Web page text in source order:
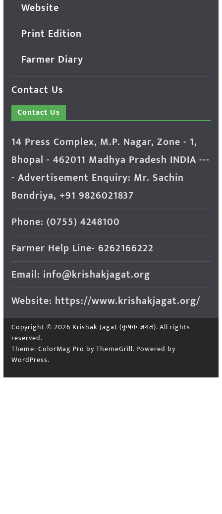
Website
Print Edition
Farmer Diary
Contact Us
Contact Us
14 Press Complex, M.P. Nagar, Zone - 1,
Bhopal - 462011 Madhya Pradesh INDIA ---
- Advertisement Enquiry: Mr. Sachin
Bondriya, +91 9826021837
Phone: (0755) 4248100
Farmer Help Line- 6262166222
Email: info@krishakjagat.org
Website: https://www.krishakjagat.org/
Copyright © 2026 Krishak Jagat (कृषक जगत). All rights
reserved.
Theme: ColorMag Pro by ThemeGrill. Powered by
WordPress.